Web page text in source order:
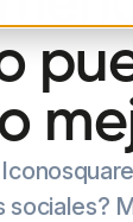
sociales?